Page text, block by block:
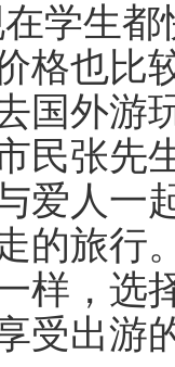
在学生
格也比
国外游
民张先
爱人一
的旅行
样，选
受出游